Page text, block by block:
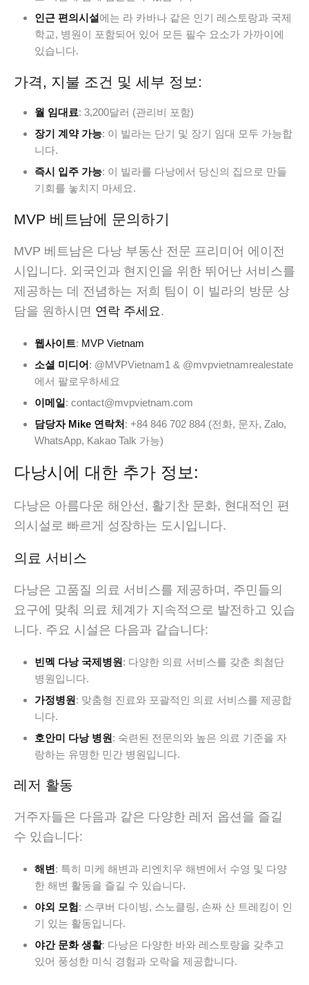
인근 편의시설에는 라 카바나 같은 인기 레스토랑과 국제
학교, 병원이 포함되어 있어 모든 필수 요소가 가까이에
있습니다.
가격, 지불 조건 및 세부 정보:
월 임대료: 3,200달러 (관리비 포함)
장기 계약 가능: 이 빌라는 단기 및 장기 임대 모두 가능합
니다.
즉시 입주 가능: 이 빌라를 다낭에서 당신의 집으로 만들
기회를 놓치지 마세요.
MVP 베트남에 문의하기
MVP 베트남은 다낭 부동산 전문 프리미어 에이전
시입니다. 외국인과 현지인을 위한 뛰어난 서비스를
제공하는 데 전념하는 저희 팀이 이 빌라의 방문 상
담을 원하시면 연락 주세요 .
웹사이트: MVP Vietnam
소셜 미디어: @MVPVietnam1 & @mvpvietnamrealestate
에서 팔로우하세요
이메일: contact@mvpvietnam.com
담당자 Mike 연락처: +84 846 702 884 (전화, 문자, Zalo,
WhatsApp, Kakao Talk 가능)
다낭시에 대한 추가 정보:
다낭은 아름다운 해안선, 활기찬 문화, 현대적인 편
의시설로 빠르게 성장하는 도시입니다.
의료 서비스
다낭은 고품질 의료 서비스를 제공하며, 주민들의
요구에 맞춰 의료 체계가 지속적으로 발전하고 있습
니다. 주요 시설은 다음과 같습니다:
빈멕 다낭 국제병원: 다양한 의료 서비스를 갖춘 최첨단
병원입니다.
가정병원: 맞춤형 진료와 포괄적인 의료 서비스를 제공합
니다.
호안미 다낭 병원: 숙련된 전문의와 높은 의료 기준을 자
랑하는 유명한 민간 병원입니다.
레저 활동
거주자들은 다음과 같은 다양한 레저 옵션을 즐길
수 있습니다:
해변: 특히 미케 해변과 리엔치우 해변에서 수영 및 다양
한 해변 활동을 즐길 수 있습니다.
야외 모험: 스쿠버 다이빙, 스노클링, 손짜 산 트레킹이 인
기 있는 활동입니다.
야간 문화 생활: 다낭은 다양한 바와 레스토랑을 갖추고
있어 풍성한 미식 경험과 오락을 제공합니다.